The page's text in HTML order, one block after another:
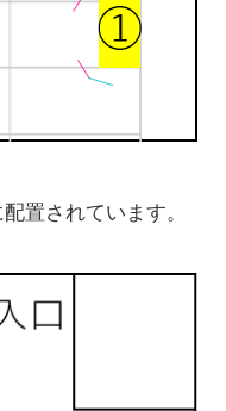
置されています。